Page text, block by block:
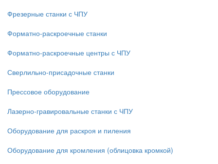
Фрезерные станки с ЧПУ
Форматно-раскроечные станки
Форматно-раскроечные центры с ЧПУ
Сверлильно-присадочные станки
Прессовое оборудование
Лазерно-гравировальные станки с ЧПУ
Оборудование для раскроя и пиления
Оборудование для кромления (облицовка кромкой)